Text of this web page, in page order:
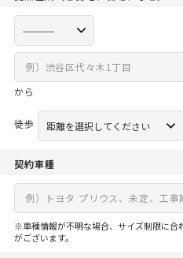
から
徒歩
契約車種
※車種情報が不明な場合、サイズ制限に合
がございます。